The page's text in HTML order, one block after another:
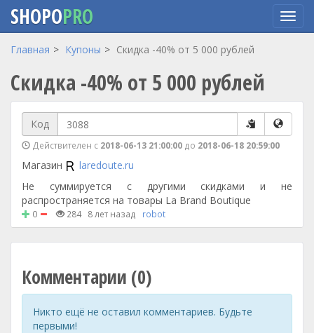
Перейти
основному
содержанию
SHOPOPRO
Главная Купоны Скидка -40% от 5 000 рублей
Скидка -40% от 5 000 рублей
Код
Действителен с 2018-06-13 21:00:00 до 2018-06-18 20:59:00
Магазин
laredoute.ru
Не суммируется с другими скидками и не
распространяется на товары La Brand Boutique
0 284 8 лет назад robot
Комментарии (0)
Никто ещё не оставил комментариев. Будьте
первыми!